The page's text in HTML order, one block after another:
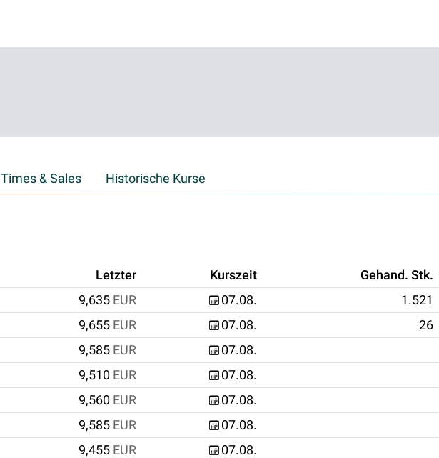
Times & Sales Historische Kurse
Letzter Kurszeit Gehand. Stk.
9,635 EUR 07.08. 1.521
9,655 EUR 07.08. 26
9,585 EUR
07.08.
9,510 EUR
07.08.
9,560 EUR
07.08.
9,585 EUR
07.08.
9,455 EUR
07.08.